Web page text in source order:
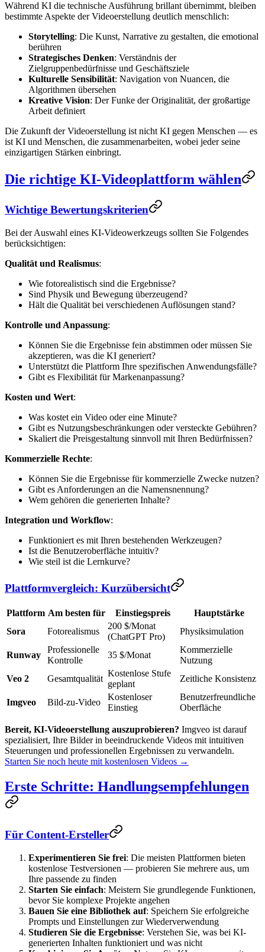
Während KI die technische Ausführung brillant übernimmt, bleiben
bestimmte Aspekte der Videoerstellung deutlich menschlich:
Storytelling: Die Kunst, Narrative zu gestalten, die emotional
berühren
Strategisches Denken: Verständnis der
Zielgruppenbedürfnisse und Geschäftsziele
Kulturelle Sensibilität: Navigation von Nuancen, die
Algorithmen übersehen
Kreative Vision: Der Funke der Originalität, der großartige
Arbeit definiert
Die Zukunft der Videoerstellung ist nicht KI gegen Menschen — es
ist KI und Menschen, die zusammenarbeiten, wobei jeder seine
einzigartigen Stärken einbringt.
Die richtige KI-Videoplattform wählen
Wichtige Bewertungskriterien
Bei der Auswahl eines KI-Videowerkzeugs sollten Sie Folgendes
berücksichtigen:
Qualität und Realismus:
Wie fotorealistisch sind die Ergebnisse?
Sind Physik und Bewegung überzeugend?
Hält die Qualität bei verschiedenen Auflösungen stand?
Kontrolle und Anpassung:
Können Sie die Ergebnisse fein abstimmen oder müssen Sie
akzeptieren, was die KI generiert?
Unterstützt die Plattform Ihre spezifischen Anwendungsfälle?
Gibt es Flexibilität für Markenanpassung?
Kosten und Wert:
Was kostet ein Video oder eine Minute?
Gibt es Nutzungsbeschränkungen oder versteckte Gebühren?
Skaliert die Preisgestaltung sinnvoll mit Ihren Bedürfnissen?
Kommerzielle Rechte:
Können Sie die Ergebnisse für kommerzielle Zwecke nutzen?
Gibt es Anforderungen an die Namensnennung?
Wem gehören die generierten Inhalte?
Integration und Workflow:
Funktioniert es mit Ihren bestehenden Werkzeugen?
Ist die Benutzeroberfläche intuitiv?
Wie steil ist die Lernkurve?
Plattformvergleich: Kurzübersicht
Plattform Am besten für Einstiegspreis
Hauptstärke
Sora
Fotorealismus
200 $/Monat
(ChatGPT Pro)
Physiksimulation
Runway
Professionelle
Kontrolle
35 $/Monat
Kommerzielle
Nutzung
Veo 2
Gesamtqualität
Kostenlose Stufe
geplant
Zeitliche Konsistenz
Imgveo Bild-zu-Video
Kostenloser
Einstieg
Benutzerfreundliche
Oberfläche
Bereit, KI-Videoerstellung auszuprobieren? Imgveo ist darauf
spezialisiert, Ihre Bilder in beeindruckende Videos mit intuitiven
Steuerungen und professionellen Ergebnissen zu verwandeln.
Starten Sie noch heute mit kostenlosen Videos →
Erste Schritte: Handlungsempfehlungen
Für Content-Ersteller
Experimentieren Sie frei: Die meisten Plattformen bieten
kostenlose Testversionen — probieren Sie mehrere aus, um
Ihre passende zu finden
Starten Sie einfach: Meistern Sie grundlegende Funktionen,
bevor Sie komplexe Projekte angehen
Bauen Sie eine Bibliothek auf: Speichern Sie erfolgreiche
Prompts und Einstellungen zur Wiederverwendung
Studieren Sie die Ergebnisse: Verstehen Sie, was bei KI-
generierten Inhalten funktioniert und was nicht